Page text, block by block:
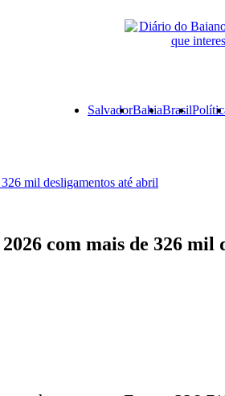
PrimarySalvadorBahiaBrasil
mil desligamentos até abril
com mais de 326 mil